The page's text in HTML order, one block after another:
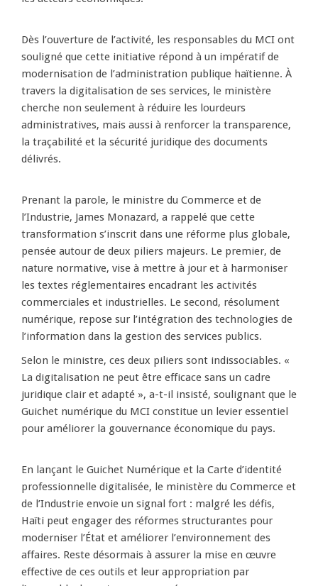
Dès l’ouverture de l’activité, les responsables du MCI ont
souligné que cette initiative répond à un impératif de
modernisation de l’administration publique haïtienne. À
travers la digitalisation de ses services, le ministère
cherche non seulement à réduire les lourdeurs
administratives, mais aussi à renforcer la transparence,
la traçabilité et la sécurité juridique des documents
délivrés.
Prenant la parole, le ministre du Commerce et de
l’Industrie, James Monazard, a rappelé que cette
transformation s’inscrit dans une réforme plus globale,
pensée autour de deux piliers majeurs. Le premier, de
nature normative, vise à mettre à jour et à harmoniser
les textes réglementaires encadrant les activités
commerciales et industrielles. Le second, résolument
numérique, repose sur l’intégration des technologies de
l’information dans la gestion des services publics.
Selon le ministre, ces deux piliers sont indissociables. «
La digitalisation ne peut être efficace sans un cadre
juridique clair et adapté », a-t-il insisté, soulignant que le
Guichet numérique du MCI constitue un levier essentiel
pour améliorer la gouvernance économique du pays.
En lançant le Guichet Numérique et la Carte d’identité
professionnelle digitalisée, le ministère du Commerce et
de l’Industrie envoie un signal fort : malgré les défis,
Haïti peut engager des réformes structurantes pour
moderniser l’État et améliorer l’environnement des
affaires. Reste désormais à assurer la mise en œuvre
effective de ces outils et leur appropriation par